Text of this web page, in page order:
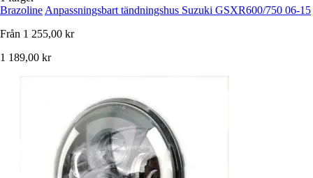
Brazoline Anpassningsbart tändningshus Suzuki GSXR600/750 06-15
Från 1 255,00 kr
1 189,00 kr